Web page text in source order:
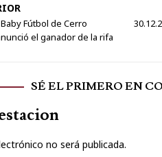
Baby Fútbol de Cerro
el ganador de la rifa
SÉ EL PRIMERO EN
no será publicada.